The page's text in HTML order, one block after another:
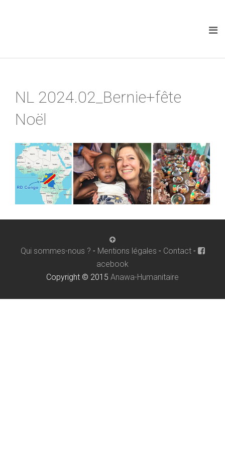
NL 2024.02_Bernie+fête
Noël
Qui sommes-nous ? - Mentions légales - Contact-
acebook
Copyright © 2015 Anawa-Humanitaire